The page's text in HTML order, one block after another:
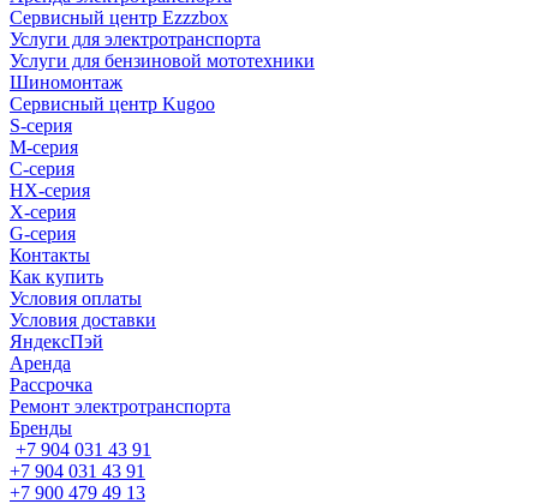
Сервисный центр Ezzzbox
Услуги для электротранспорта
Услуги для бензиновой мототехники
Шиномонтаж
Сервисный центр Kugoo
S-cерия
M-серия
С-серия
HX-серия
X-серия
G-серия
Контакты
Как купить
Условия оплаты
Условия доставки
ЯндексПэй
Аренда
Рассрочка
Ремонт электротранспорта
Бренды
+7 904 031 43 91
+7 904 031 43 91
+7 900 479 49 13